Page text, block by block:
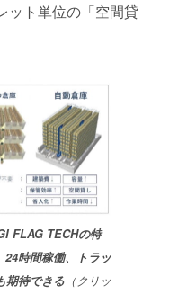
ット単位の「空間貸
FLAG TECHの特
24時間稼働、トラッ
期待できる（クリッ